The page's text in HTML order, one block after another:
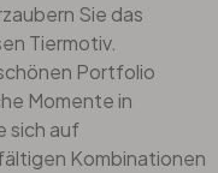
Sie das
Tiermotiv.
Portfolio
Momente in
sich auf
Kombinationen